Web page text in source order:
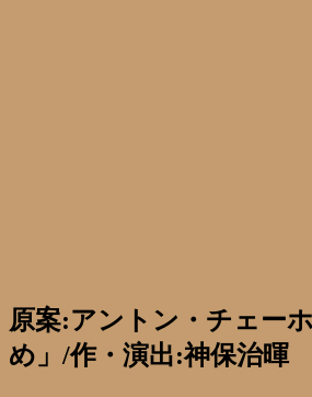
原案:アントン・チェー
め」/作・演出:神保治暉